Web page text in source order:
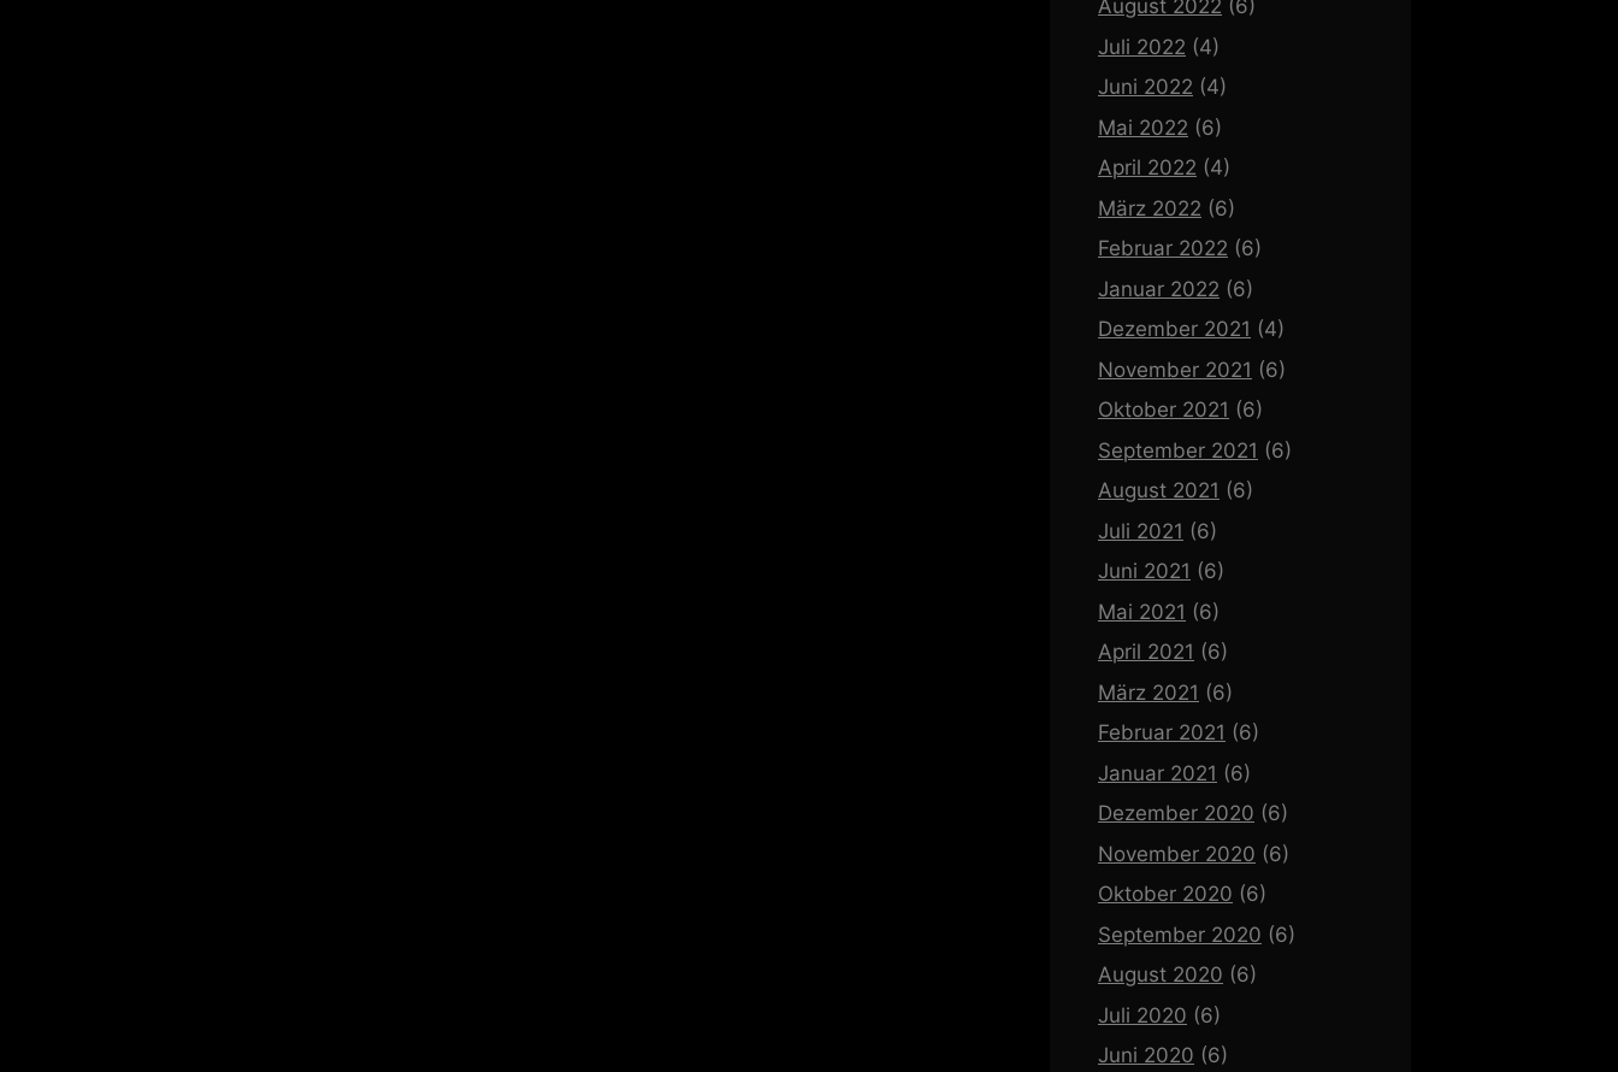
August 2022 (6)
Juli 2022 (4)
Juni 2022 (4)
Mai 2022 (6)
April 2022 (4)
März 2022 (6)
Februar 2022 (6)
Januar 2022 (6)
Dezember 2021 (4)
November 2021 (6)
Oktober 2021 (6)
September 2021 (6)
August 2021 (6)
Juli 2021 (6)
Juni 2021 (6)
Mai 2021 (6)
April 2021 (6)
März 2021 (6)
Februar 2021 (6)
Januar 2021 (6)
Dezember 2020 (6)
November 2020 (6)
Oktober 2020 (6)
September 2020 (6)
August 2020 (6)
Juli 2020 (6)
Juni 2020 (6)